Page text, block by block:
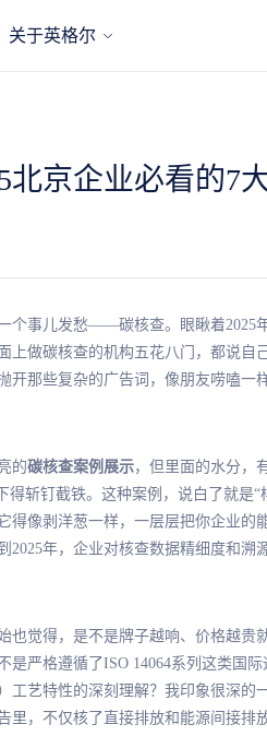
关于英格尔
京企业必看的7
个事儿发愁——碳核查。眼瞅着2025
做碳核查的机构五花八门，都说自
那些复杂的广告词，像朋友唠嗑一
的碳核查案例展示，但里面的水分，
斩钉截铁。这种案例，说白了就是
得像剥洋葱一样，一层层把你企业的
年，企业对核查数据精细度和溯
觉得，是不是牌子越响、价格越贵
严格遵循了ISO 14064系列这类国际
工艺特性的深刻理解？我印象很深的
，不仅核了直接排放和能源间接排